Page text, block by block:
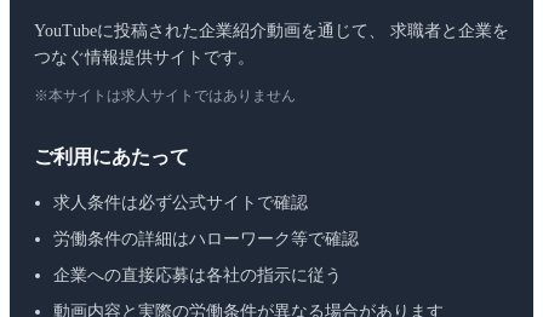
YouTubeに投稿された企業紹介動画を通じて、 求職者と企業を
つなぐ情報提供サイトです。
※本サイトは求人サイトではありません
ご利用にあたって
求人条件は必ず公式サイトで確認
労働条件の詳細はハローワーク等で確認
企業への直接応募は各社の指示に従う
動画内容と実際の労働条件が異なる場合があります